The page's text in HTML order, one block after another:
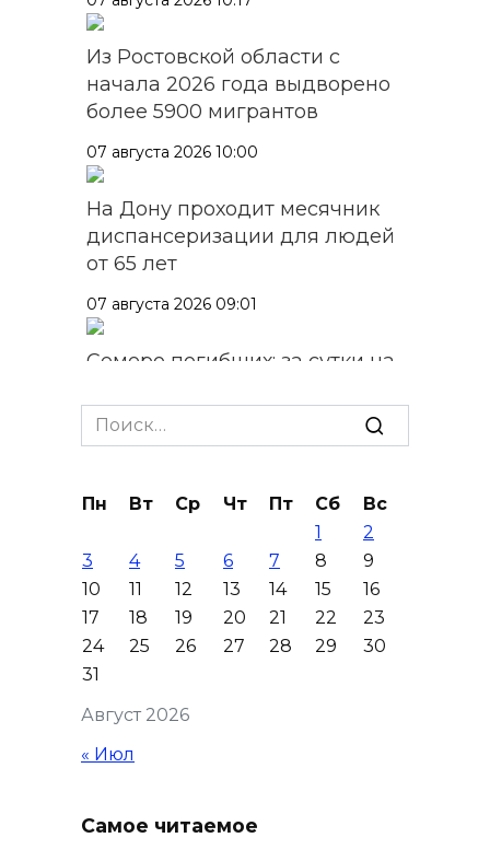
Из Ростовской области с
начала 2026 года выдворено
более 5900 мигрантов
07 августа 2026 10:00
На Дону проходит месячник
диспансеризации для людей
от 65 лет
07 августа 2026 09:01
Семеро погибших: за сутки на
07 августа 2026 08:42
территориями РФ за ночь
07 августа 2026 08:33
Мужчина утонул на озере в
Ростове
07 августа 2026 07:34
Над тремя районами
Search
for:
Август 2026
Пн Вт Ср Чт Пт Сб
Вс
1
2
3
4 5 6 7 8
9
10
11 12 13 14 15
16
17
18 19 20 21 22
23
24
25 26 27 28 29
30
31
« Июл
Самое читаемое